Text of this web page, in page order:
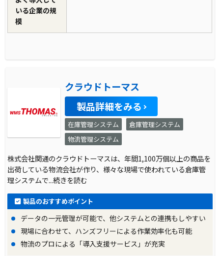
いる企業の規
模
クラウドトーマス
製品詳細をみる
在庫管理システム
倉庫管理システム
物流管理システム
株式会社関通のクラウドトーマスは、年間1,100万個以上の商品を
出荷している物流会社が作り、様々な現場で使われている倉庫管
理システムで...続きを読む
製品のおすすめポイント
データの一元管理が可能で、他システムとの連携もしやすい
現場に合わせて、ハンズフリーによる作業効率化も可能
物流のプロによる「導入支援サービス」が充実